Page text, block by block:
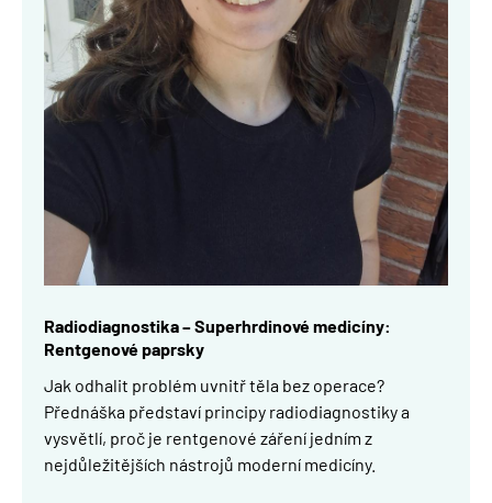
Radiodiagnostika– Superhrdinovémedicíny:
Rentgenové paprsky
Jak odhalit problém uvnitř těla bez operace?
Přednáška představí principy radiodiagnostiky a
vysvětlí, proč je rentgenové záření jedním z
nejdůležitějších nástrojů moderní medicíny.